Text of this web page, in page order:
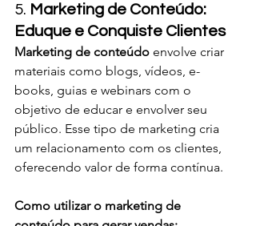
5. Marketing de Conteúdo:
Eduque e Conquiste Clientes
Marketing de conteúdo envolve criar
materiais como blogs, vídeos, e-
books, guias e webinars com o
objetivo de educar e envolver seu
público. Esse tipo de marketing cria
um relacionamento com os clientes,
oferecendo valor de forma contínua.
Como utilizar o marketing de